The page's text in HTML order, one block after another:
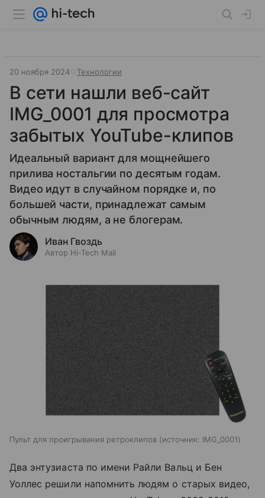
20 ноября 2024 Технологии
В сети нашли веб-сайт
IMG_0001 для просмотра
забытых YouTube-клипов
Идеальный вариант для мощнейшего
прилива ностальгии по десятым годам.
Видео идут в случайном порядке и, по
большей части, принадлежат самым
обычным людям, а не блогерам.
Иван Гвоздь
Автор Hi-Tech Mail
Пульт для проигрывания ретроклипов источник: IMG_0001
Два энтузиаста по имени Райли Вальц и Бен
Уоллес решили напомнить людям о старых видео,